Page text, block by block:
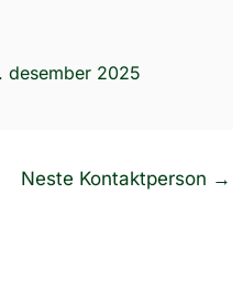
desember 2025
Neste Kontaktperson →